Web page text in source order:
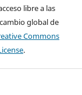
libre a las
global de
Commons
.